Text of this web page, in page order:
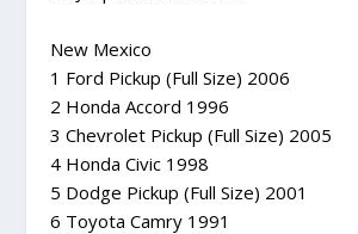
New Mexico
1 Ford Pickup (Full Size) 2006
2 Honda Accord 1996
3 Chevrolet Pickup (Full Size) 2005
4 Honda Civic 1998
5 Dodge Pickup (Full Size) 2001
6 Toyota Camry 1991